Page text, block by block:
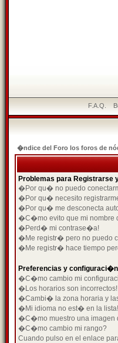
F.A.Q.
�ndice del Foro los foros de
Problemas para Registrarse
�Por qu� no puedo
�Por qu� necesito
�Por qu� me desconecta
�C�mo evito que mi nombre
�Perd� mi contrase�a!
�Me registr� pero no puedo
�Me registr� hace tiempo
Preferencias y
�C�mo cambio mi
�Los horarios son incorrectos!
�Cambi� la zona horaria y
�Mi idioma no est� en la lista!
�C�mo muestro una imagen
�C�mo cambio mi rango?
Cuando pulso en el enlace